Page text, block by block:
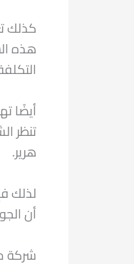
كذلك
هذه
أيضًا
تنظر
هرير.
لذلك
أن
شركة